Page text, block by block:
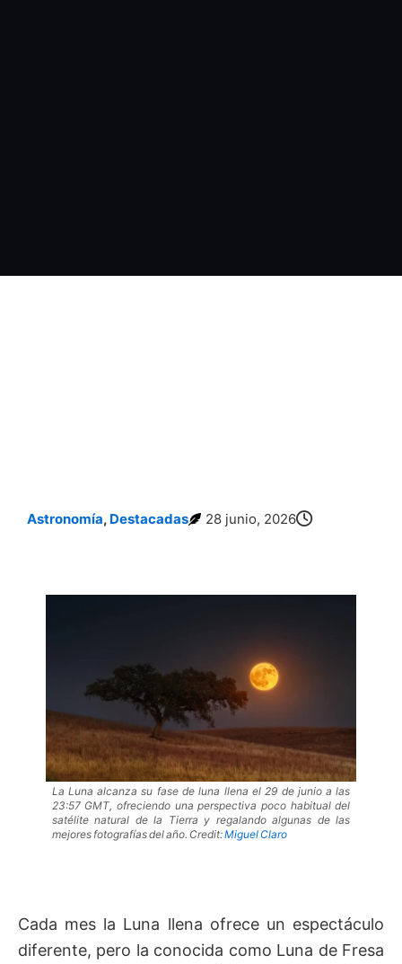
Astronomía, Destacadas 28 junio, 2026
La Luna alcanza su fase de luna llena el 29 de junio a las
23:57 GMT, ofreciendo una perspectiva poco habitual del
satélite natural de la Tierra y regalando algunas de las
mejores fotografías del año. Credit:Miguel Claro
Cada mes la Luna llena ofrece un espectáculo
diferente, pero la conocida como Luna de Fresa